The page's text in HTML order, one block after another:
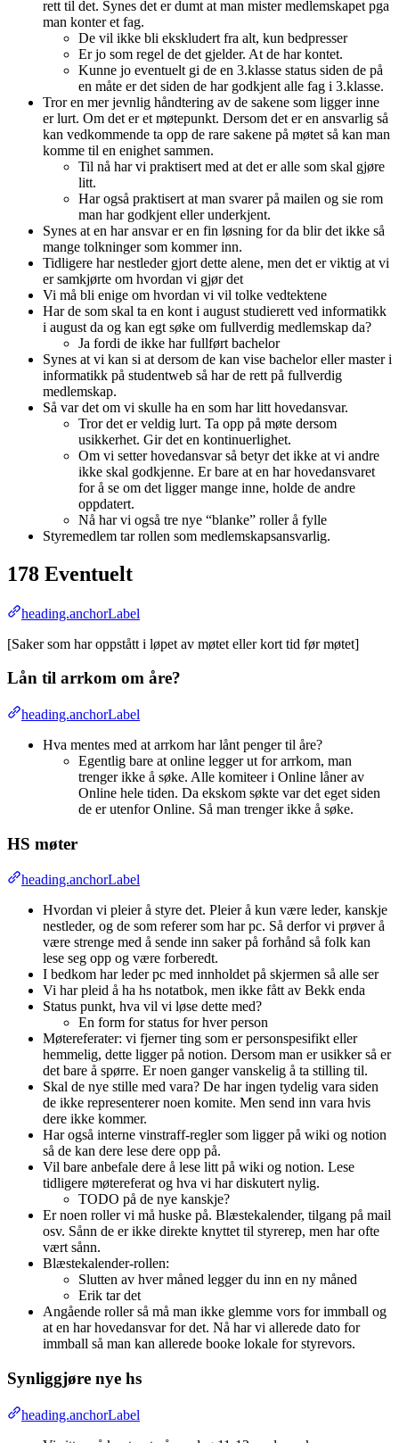
rett til det. Synes det er dumt at man mister medlemskapet pga
man konter et fag.
De vil ikke bli ekskludert fra alt, kun bedpresser
Er jo som regel de det gjelder. At de har kontet.
Kunne jo eventuelt gi de en 3.klasse status siden de på
en måte er det siden de har godkjent alle fag i 3.klasse.
Tror en mer jevnlig håndtering av de sakene som ligger inne
er lurt. Om det er et møtepunkt. Dersom det er en ansvarlig så
kan vedkommende ta opp de rare sakene på møtet så kan man
komme til en enighet sammen.
Til nå har vi praktisert med at det er alle som skal gjøre
litt.
Har også praktisert at man svarer på mailen og sie rom
man har godkjent eller underkjent.
Synes at en har ansvar er en fin løsning for da blir det ikke så
mange tolkninger som kommer inn.
Tidligere har nestleder gjort dette alene, men det er viktig at vi
er samkjørte om hvordan vi gjør det
Vi må bli enige om hvordan vi vil tolke vedtektene
Har de som skal ta en kont i august studierett ved informatikk
i august da og kan egt søke om fullverdig medlemskap da?
Ja fordi de ikke har fullført bachelor
Synes at vi kan si at dersom de kan vise bachelor eller master i
informatikk på studentweb så har de rett på fullverdig
medlemskap.
Så var det om vi skulle ha en som har litt hovedansvar.
Tror det er veldig lurt. Ta opp på møte dersom
usikkerhet. Gir det en kontinuerlighet.
Om vi setter hovedansvar så betyr det ikke at vi andre
ikke skal godkjenne. Er bare at en har hovedansvaret
for å se om det ligger mange inne, holde de andre
oppdatert.
Nå har vi også tre nye “blanke” roller å fylle
Styremedlem tar rollen som medlemskapsansvarlig.
178 Eventuelt
heading.anchorLabel
[Saker som har oppstått i løpet av møtet eller kort tid før møtet]
Lån til arrkom om åre?
heading.anchorLabel
Hva mentes med at arrkom har lånt penger til åre?
Egentlig bare at online legger ut for arrkom, man
trenger ikke å søke. Alle komiteer i Online låner av
Online hele tiden. Da ekskom søkte var det eget siden
de er utenfor Online. Så man trenger ikke å søke.
HS møter
heading.anchorLabel
Hvordan vi pleier å styre det. Pleier å kun være leder, kanskje
nestleder, og de som referer som har pc. Så derfor vi prøver å
være strenge med å sende inn saker på forhånd så folk kan
lese seg opp og være forberedt.
I bedkom har leder pc med innholdet på skjermen så alle ser
Vi har pleid å ha hs notatbok, men ikke fått av Bekk enda
Status punkt, hva vil vi løse dette med?
En form for status for hver person
Møtereferater: vi fjerner ting som er personspesifikt eller
hemmelig, dette ligger på notion. Dersom man er usikker så er
det bare å spørre. Er noen ganger vanskelig å ta stilling til.
Skal de nye stille med vara? De har ingen tydelig vara siden
de ikke representerer noen komite. Men send inn vara hvis
dere ikke kommer.
Har også interne vinstraff-regler som ligger på wiki og notion
så de kan dere lese dere opp på.
Vil bare anbefale dere å lese litt på wiki og notion. Lese
tidligere møtereferat og hva vi har diskutert nylig.
TODO på de nye kanskje?
Er noen roller vi må huske på. Blæstekalender, tilgang på mail
osv. Sånn de er ikke direkte knyttet til styrerep, men har ofte
vært sånn.
Blæstekalender-rollen:
Slutten av hver måned legger du inn en ny måned
Erik tar det
Angående roller så må man ikke glemme vors for immball og
at en har hovedansvar for det. Nå har vi allerede dato for
immball så man kan allerede booke lokale for styrevors.
Synliggjøre nye hs
heading.anchorLabel